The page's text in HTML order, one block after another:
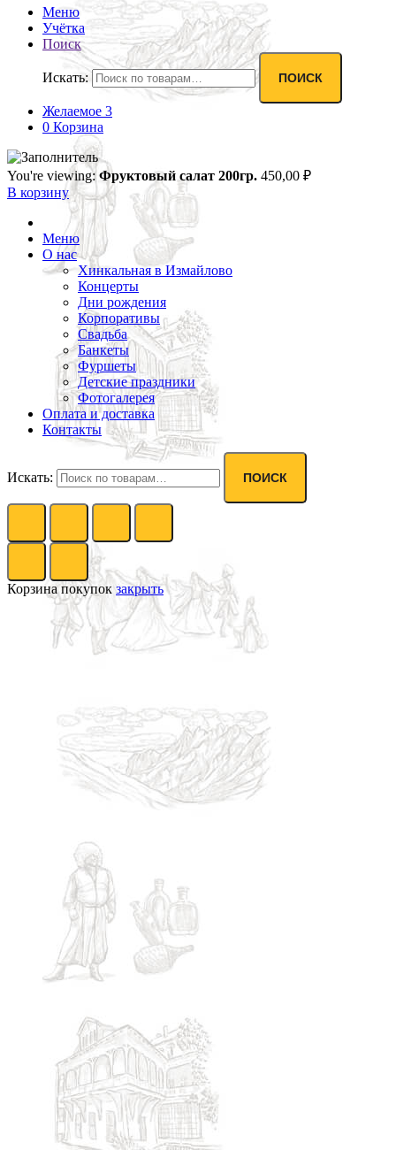
Меню
Учётка
Поиск
Искать: ПОИСК
Желаемое 3
0 Корзина
You're viewing: Фруктовый салат 200гр. 450,00 ₽
В корзину
Меню
О нас
Хинкальная в Измайлово
Концерты
Дни рождения
Корпоративы
Свадьба
Банкеты
Фуршеты
Детские праздники
Фотогалерея
Оплата и доставка
Контакты
Искать: ПОИСК
Корзина покупок закрыть